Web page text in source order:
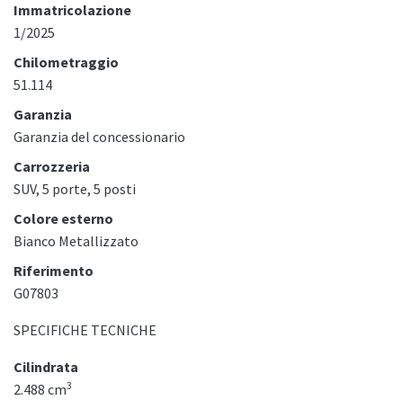
Immatricolazione
1/2025
Chilometraggio
51.114
Garanzia
Garanzia del concessionario
Carrozzeria
SUV, 5 porte, 5 posti
Colore esterno
Bianco Metallizzato
Riferimento
G07803
SPECIFICHE TECNICHE
Cilindrata
2.488 cm3